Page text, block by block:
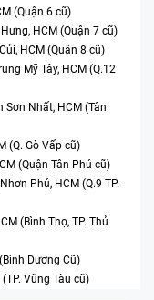
(Quận 6 cũ)
HCM (Quận 7 cũ)
HCM (Quận 8 cũ)
Mỹ Tây, HCM (Q.12
Sơn Nhất, HCM (Tân
(Q. Gò Vấp cũ)
(Quận Tân Phú cũ)
Phú, HCM (Q.9 TP.
(Bình Thọ, TP. Thủ
Dương Cũ)
Vũng Tàu cũ)